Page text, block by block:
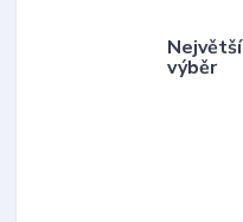
Největší
výběr